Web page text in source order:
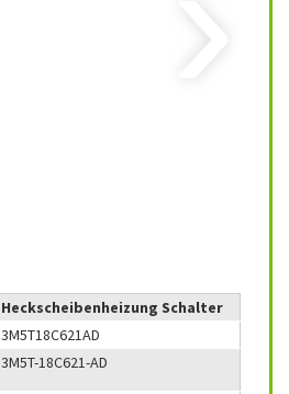
Heckscheibenheizung Schalter
3M5T18C621AD
3M5T-18C621-AD